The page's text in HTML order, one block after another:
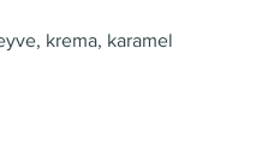
krema, karamel